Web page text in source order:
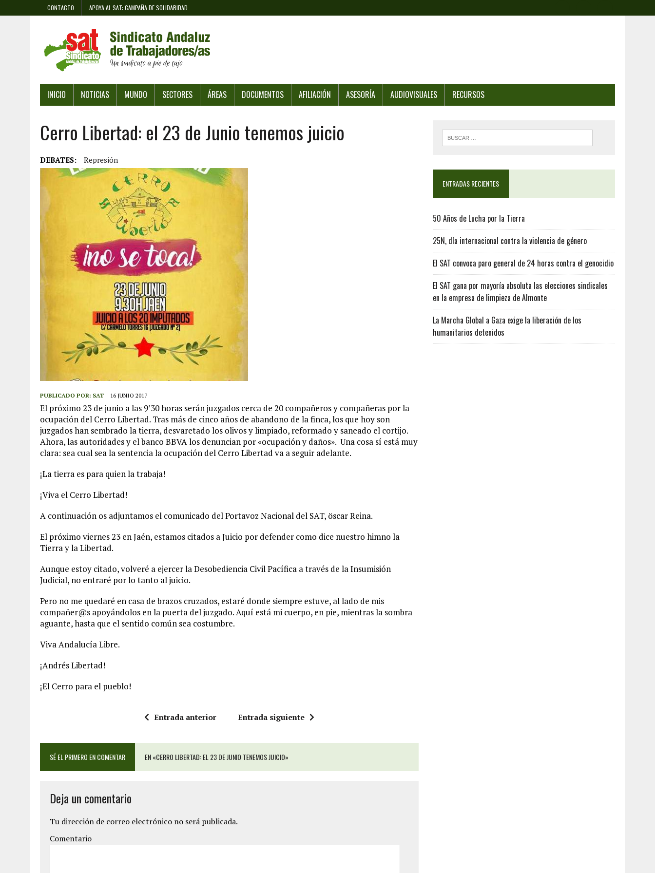
CONTACTO APOYA AL SAT: CAMPAÑA DE SOLIDARIDAD
INICIO NOTICIAS MUNDO SECTORES ÁREAS DOCUMENTOS AFILIACIÓN ASESORÍA AUDIOVISUALES RECURSOS
Cerro Libertad: el 23 de Junio tenemos juicio
DEBATES: Represión
PUBLICADO POR: SAT 16 JUNIO 2017
El próximo 23 de junio a las 9’30 horas serán juzgados cerca de 20 compañeros y compañeras por la
ocupación del Cerro Libertad. Tras más de cinco años de abandono de la finca, los que hoy son
juzgados han sembrado la tierra, desvaretado los olivos y limpiado, reformado y saneado el cortijo.
Ahora, las autoridades y el banco BBVA los denuncian por «ocupación y daños». Una cosa sí está muy
clara: sea cual sea la sentencia la ocupación del Cerro Libertad va a seguir adelante.
¡La tierra es para quien la trabaja!
¡Viva el Cerro Libertad!
A continuación os adjuntamos el comunicado del Portavoz Nacional del SAT, öscar Reina.
El próximo viernes 23 en Jaén, estamos citados a Juicio por defender como dice nuestro himno la
Tierra y la Libertad.
Aunque estoy citado, volveré a ejercer la Desobediencia Civil Pacífica a través de la Insumisión
Judicial, no entraré por lo tanto al juicio.
Pero no me quedaré en casa de brazos cruzados, estaré donde siempre estuve, al lado de mis
compañer@s apoyándolos en la puerta del juzgado. Aquí está mi cuerpo, en pie, mientras la sombra
aguante, hasta que el sentido común sea costumbre.
Viva Andalucía Libre.
¡Andrés Libertad!
¡El Cerro para el pueblo!
Entrada anterior Entrada siguiente
SÉ EL PRIMERO EN COMENTAR EN «CERRO LIBERTAD: EL 23 DE JUNIO TENEMOS JUICIO»
Deja un comentario
Tu dirección de correo electrónico no será publicada.
Comentario
ENTRADAS RECIENTES
50 Años de Lucha por la Tierra
25N, día internacional contra la violencia de género
El SAT convoca paro general de 24 horas contra el genocidio
El SAT gana por mayoría absoluta las elecciones sindicales
en la empresa de limpieza de Almonte
La Marcha Global a Gaza exige la liberación de los
humanitarios detenidos